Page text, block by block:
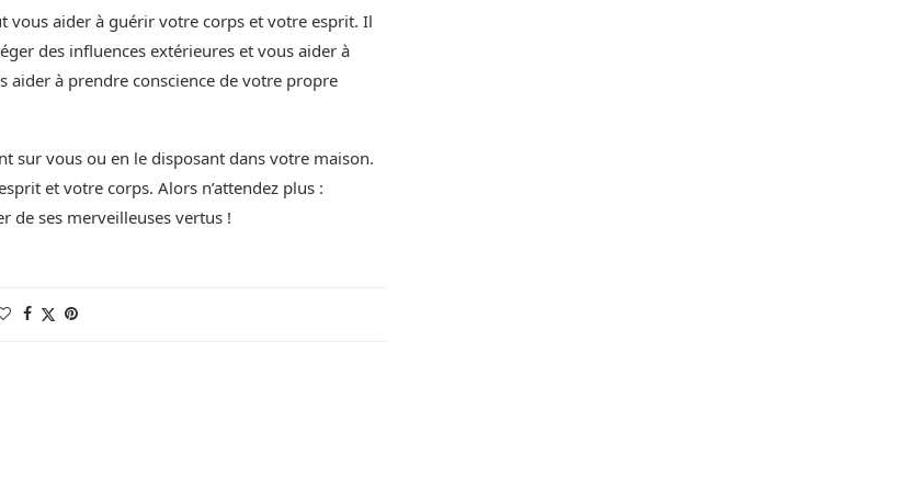
vous aider à guérir votre corps et votre esprit. Il
des influences extérieures et vous aider à
à prendre conscience de votre propre
sur vous ou en le disposant dans votre maison.
et votre corps. Alors n’attendez plus :
de ses merveilleuses vertus !